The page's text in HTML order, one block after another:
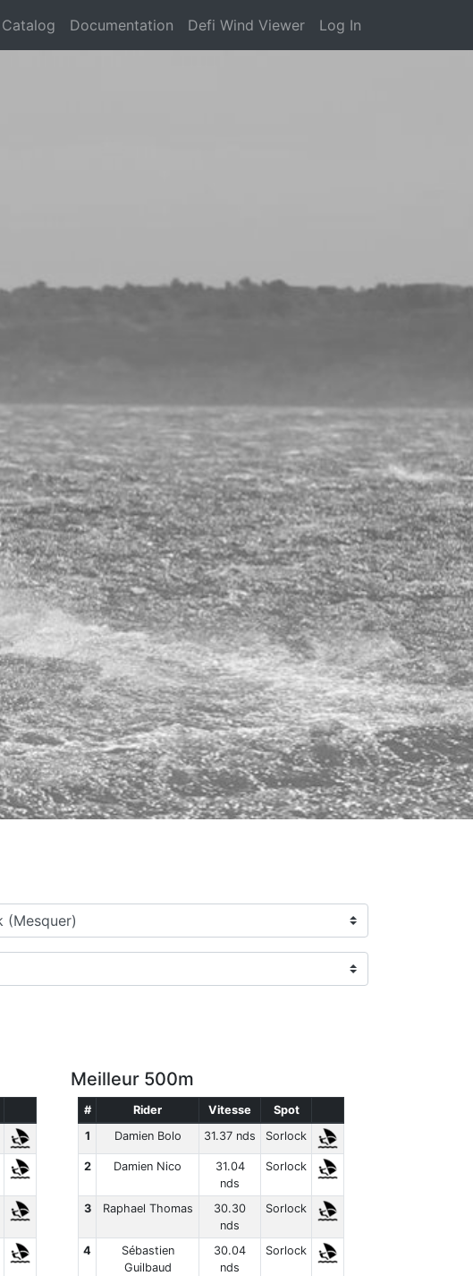
Catalog Documentation Defi Wind Viewer Log In
Meilleur 500m
# Rider Vitesse
Spot
1
Damien Bolo 31.37 nds Sorlock
2 Damien Nico
31.04
nds
Sorlock
3 Raphael Thomas
30.30
nds
Sorlock
4
Sébastien
Guilbaud
30.04
nds
Sorlock